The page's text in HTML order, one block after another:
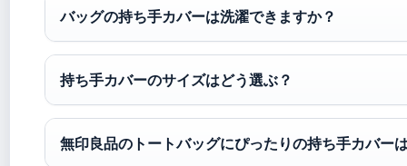
バッグの持ち手カバーは洗濯できますか？
持ち手カバーのサイズはどう選ぶ？
無印良品のトートバッグにぴったりの持ち手カバー